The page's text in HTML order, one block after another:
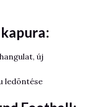
új
ledöntése